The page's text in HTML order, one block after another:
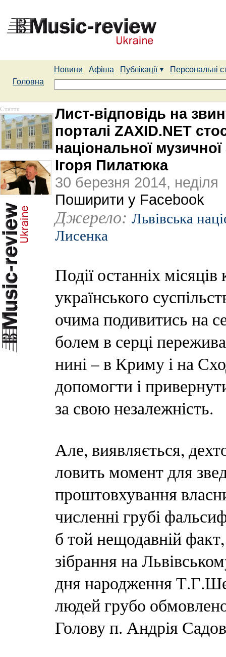
Новини Афіша Публікації
Персональні
Головна
Стаття
Лист-відповідь на
порталі ZAXID.NET
національної
Ігоря Пилатюка
30 березня 2014, неділя
Поширити у Facebook
Джерело: Львівська
Лисенка
Події останніх
українського
очима подивитись на
болем в серці
нині – в Криму і на
допомогти і
за свою незалежність.
Але, виявляється,
ловить момент для
проштовхування
численні грубі
б той нещодавній
зібрання на
дня народження
людей грубо
Голову п. Андрія